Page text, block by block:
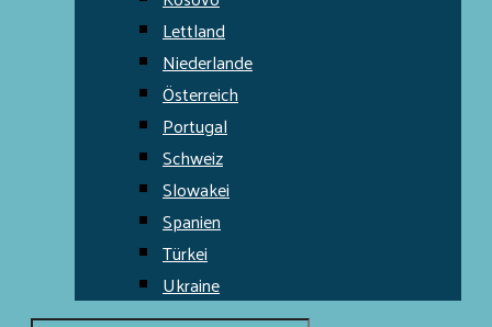
Lettland
Niederlande
Österreich
Portugal
Schweiz
Slowakei
Spanien
Türkei
Ukraine